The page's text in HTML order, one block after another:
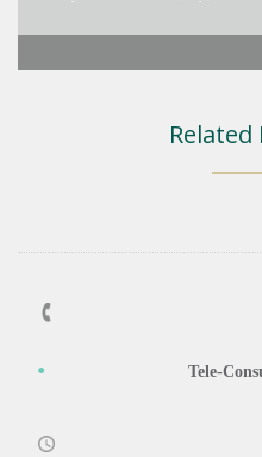
Related
Tele-